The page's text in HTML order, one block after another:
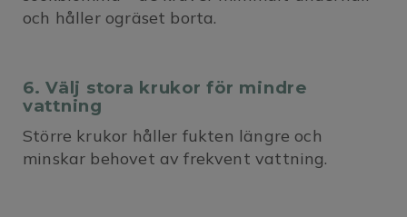
och håller ogräset borta.
6. Välj stora krukor för mindre
vattning
Större krukor håller fukten längre och
minskar behovet av frekvent vattning.